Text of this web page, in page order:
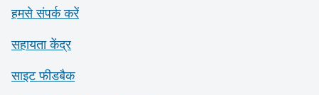
हमसे संपर्क करें
सहायता केंद्र
साइट फीडबैक